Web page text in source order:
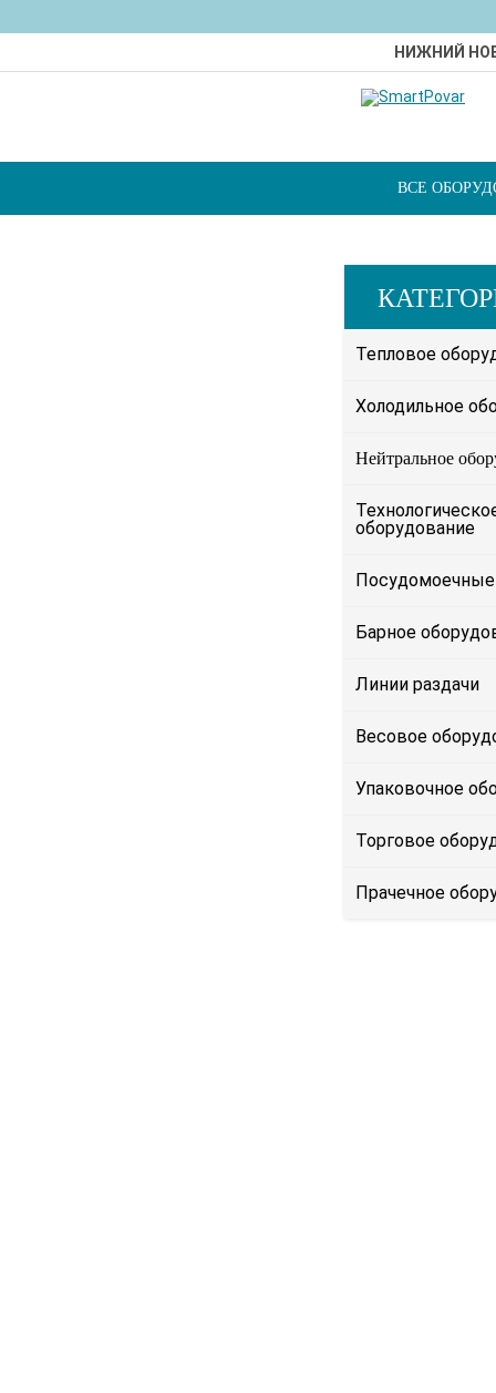
НИЖНИЙ
ВСЕ
Тепловое
Холодильное
Нейтральное
оборудование
Барное
Линии раздачи
Весовое
Упаковочное
Торговое
Прачечное